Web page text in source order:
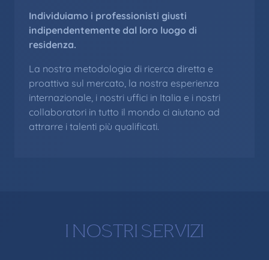
Individuiamo i professionisti giusti
indipendentemente dal loro luogo di
residenza.
La nostra metodologia di ricerca diretta e
proattiva sul mercato, la nostra esperienza
internazionale, i nostri uffici in Italia e i nostri
collaboratori in tutto il mondo ci aiutano ad
attrarre i talenti più qualificati.
I NOSTRI SERVIZI